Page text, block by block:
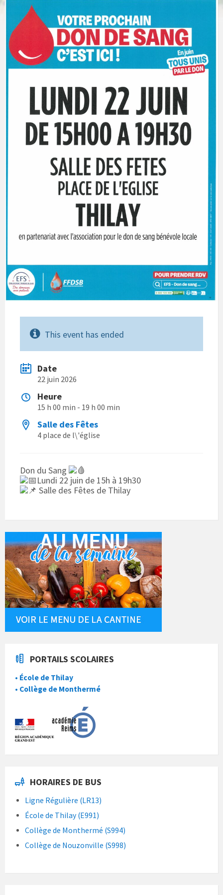
This event has ended
Date
22 juin 2026
Heure
15 h 00 min - 19 h 00 min
Salle des Fêtes
4 place de l\'église
Don du Sang
Lundi 22 juin de 15h à 19h30
Salle des Fêtes de Thilay
PORTAILS SCOLAIRES
• École de Thilay
• Collège de Monthermé
HORAIRES DE BUS
Ligne Régulière (LR13)
École de Thilay (E991)
Collège de Monthermé (S994)
Collège de Nouzonville (S998)